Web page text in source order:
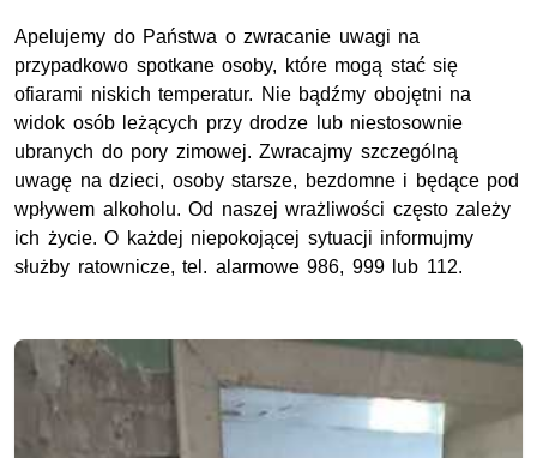
Apelujemy do Państwa o zwracanie uwagi na
przypadkowo spotkane osoby, które mogą stać się
ofiarami niskich temperatur. Nie bądźmy obojętni na
widok osób leżących przy drodze lub niestosownie
ubranych do pory zimowej. Zwracajmy szczególną
uwagę na dzieci, osoby starsze, bezdomne i będące pod
wpływem alkoholu. Od naszej wrażliwości często zależy
ich życie. O każdej niepokojącej sytuacji informujmy
służby ratownicze, tel. alarmowe 986, 999 lub 112.